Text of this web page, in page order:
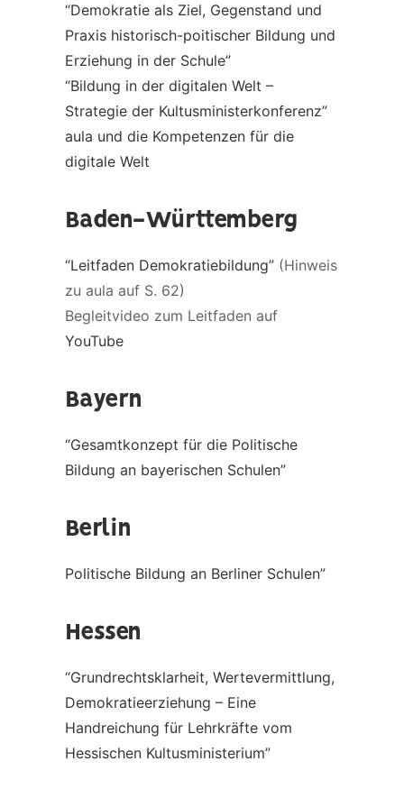
“Demokratie als Ziel, Gegenstand und
Praxis historisch-poitischer Bildung und
Erziehung in der Schule”
“Bildung in der digitalen Welt –
Strategie der Kultusministerkonferenz”
aula und die Kompetenzen für die
digitale Welt
Baden-Württemberg
“Leitfaden Demokratiebildung” (Hinweis
zu aula auf S. 62)
Begleitvideo zum Leitfaden auf
YouTube
Bayern
“Gesamtkonzept für die Politische
Bildung an bayerischen Schulen”
Berlin
Politische Bildung an Berliner Schulen”
Hessen
“Grundrechtsklarheit, Wertevermittlung,
Demokratieerziehung – Eine
Handreichung für Lehrkräfte vom
Hessischen Kultusministerium”